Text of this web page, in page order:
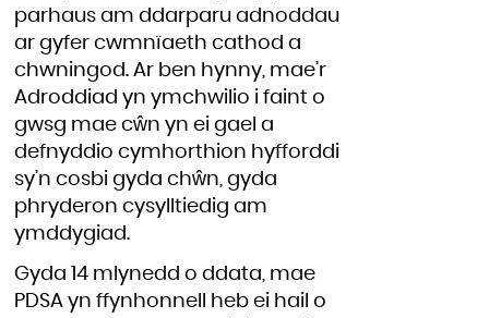
parhaus am ddarparu adnoddau
ar gyfer cwmnïaeth cathod a
chwningod. Ar ben hynny, mae’r
Adroddiad yn ymchwilio i faint o
gwsg mae cŵn yn ei gael a
defnyddio cymhorthion hyfforddi
sy’n cosbi gyda chŵn, gyda
phryderon cysylltiedig am
ymddygiad.
Gyda 14 mlynedd o ddata, mae
PDSA yn ffynhonnell heb ei hail o